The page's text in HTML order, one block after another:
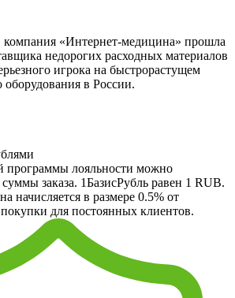
компания «Интернет-медицина» прошла
недорогих расходных материалов
игрока на быстрорастущем
в России.
программы лояльности можно
заказа. 1БазисРубль равен 1 RUB.
начисляется в размере 0.5% от
для постоянных клиентов.